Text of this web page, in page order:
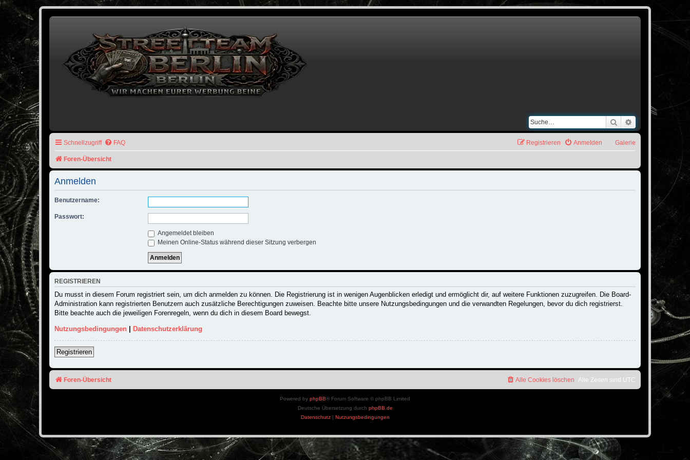
Suche
Schnellzugriff Galerie
FAQ Anmelden
Registrieren
Foren-Übersicht
Anmelden
Benutzername:
Passwort:
Angemeldet bleiben
Meinen Online-Status während dieser Sitzung verbergen
REGISTRIEREN
Du musst in diesem Forum registriert sein, um dich anmelden zu können. Die Registrierung ist in wenigen Augenblicken erledigt und ermöglicht dir, auf weitere Funktionen zuzugreifen. Die Board-
Administration kann registrierten Benutzern auch zusätzliche Berechtigungen zuweisen. Beachte bitte unsere Nutzungsbedingungen und die verwandten Regelungen, bevor du dich registrierst.
Bitte beachte auch die jeweiligen Forenregeln, wenn du dich in diesem Board bewegst.
Nutzungsbedingungen Datenschutzerklärung
Registrieren
Foren-Übersicht Alle Zeiten sind UTC
Alle Cookies löschen
Powered by phpBB® Forum Software © phpBB Limited
Deutsche Übersetzung durch phpBB.de
Datenschutz| Nutzungsbedingungen